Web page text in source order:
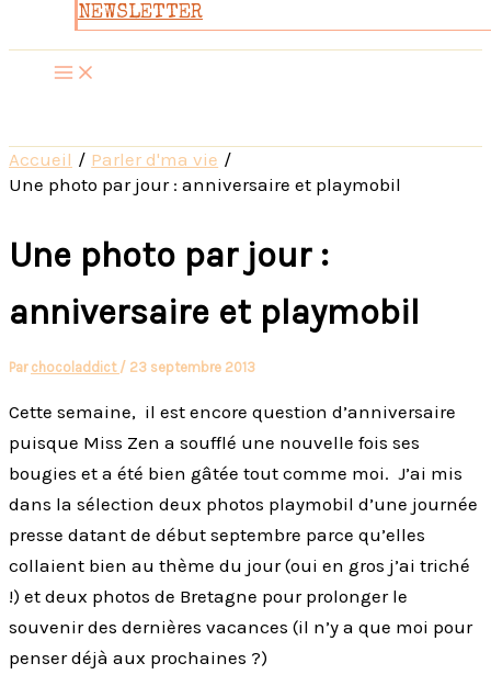
NEWSLETTER
Accueil
Parler d'ma vie
Une photo par jour : anniversaire et playmobil
Une photo par jour :
anniversaire et playmobil
Par chocoladdict / 23 septembre 2013
Cette semaine, il est encore question d’anniversaire
puisque Miss Zen a soufflé une nouvelle fois ses
bougies et a été bien gâtée tout comme moi. J’ai mis
dans la sélection deux photos playmobil d’une journée
presse datant de début septembre parce qu’elles
collaient bien au thème du jour (oui en gros j’ai triché
!) et deux photos de Bretagne pour prolonger le
souvenir des dernières vacances (il n’y a que moi pour
penser déjà aux prochaines ?)